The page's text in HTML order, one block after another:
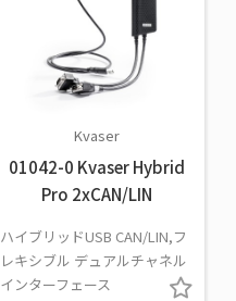
Kvaser
01042-0 Kvaser Hybrid
Pro 2xCAN/LIN
ハイブリッドUSB CAN/LIN,フ
レキシブル デュアルチャネル
インターフェース